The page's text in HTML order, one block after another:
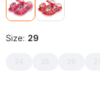
Size: 29
24 25 26